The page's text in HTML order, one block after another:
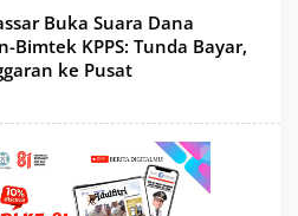
Buka Suara Dana
Bimtek KPPS: Tunda Bayar,
ke Pusat